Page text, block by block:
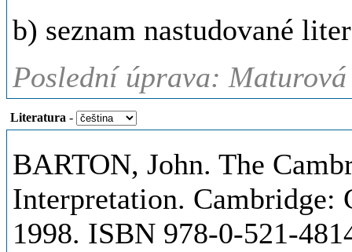
b) seznam nastudované
Poslední úprava:
Literatura -
BARTON, John. The
Interpretation. Cambridge:
1998. ISBN 978-0-521-